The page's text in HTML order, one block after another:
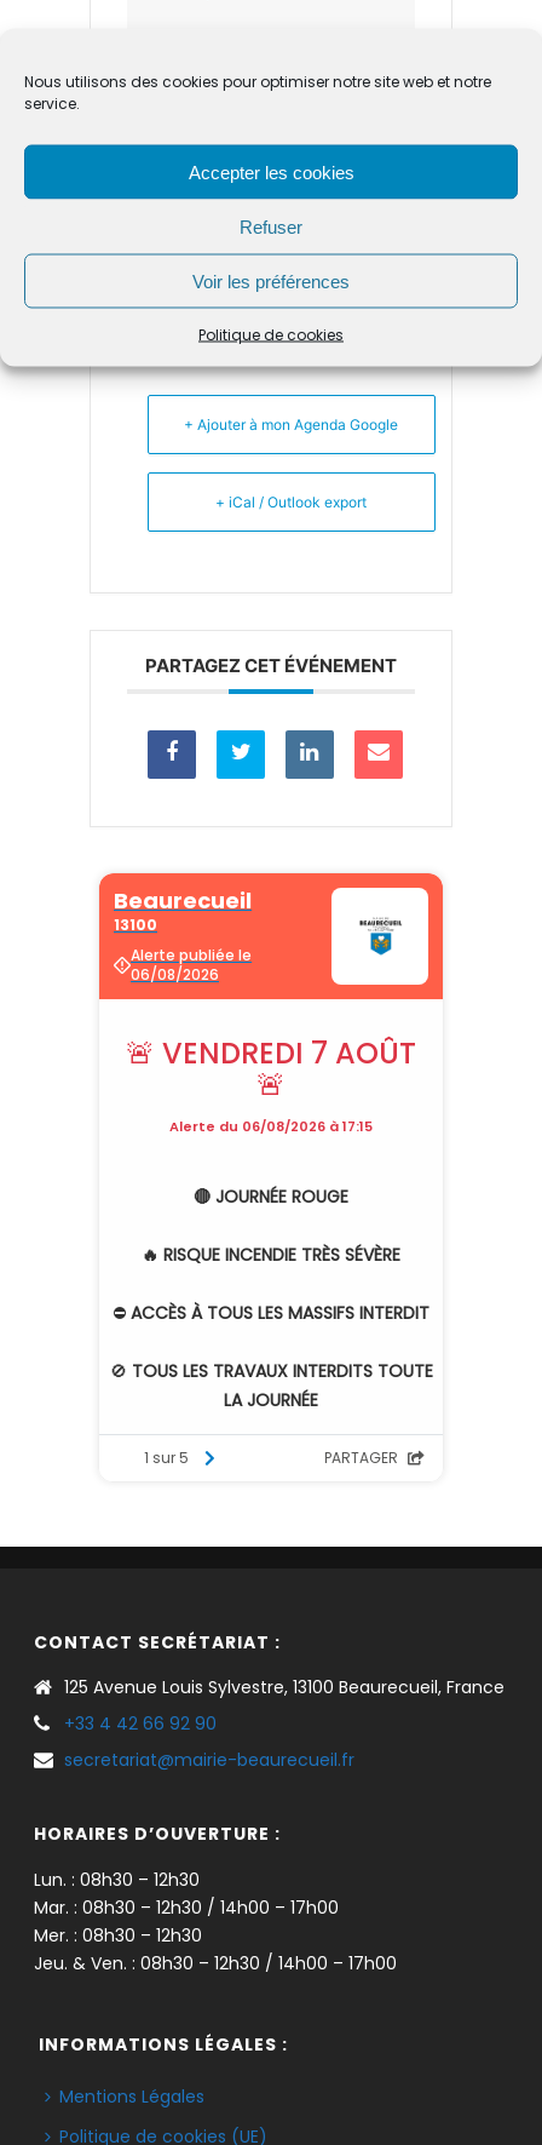
Nous utilisons des cookies pour optimiser notre site web et notre
service.
Accepter les cookies
Refuser
Voir les préférences
Politique de cookies
HEURE
CATÉGORIE
Spectacle
+ Ajouter à mon Agenda Google
+ iCal / Outlook export
PARTAGEZ CET ÉVÉNEMENT
CONTACT SECRÉTARIAT :
125 Avenue Louis Sylvestre, 13100 Beaurecueil, France
+33 4 42 66 92 90
secretariat@mairie-beaurecueil.fr
HORAIRES D’OUVERTURE :
Lun. : 08h30 – 12h30
Mar. : 08h30 – 12h30 / 14h00 – 17h00
Mer. : 08h30 – 12h30
Jeu. & Ven. : 08h30 – 12h30 / 14h00 – 17h00
INFORMATIONS LÉGALES :
Mentions Légales
Politique de cookies (UE)